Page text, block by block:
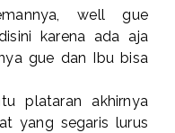
well gue
karena ada aja
gue dan Ibu bisa
plataran akhirnya
yang segaris lurus